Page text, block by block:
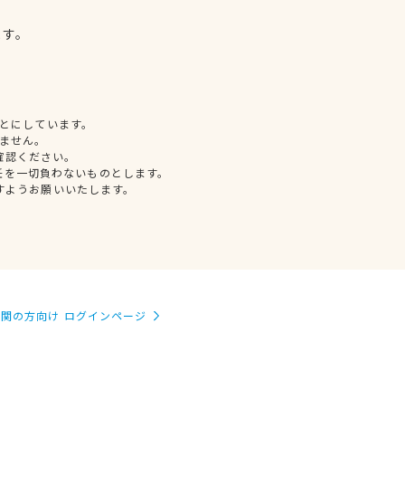
。
しています。
せん。
ください。
一切負わないものとします。
うお願いいたします。
の方向け ログインページ